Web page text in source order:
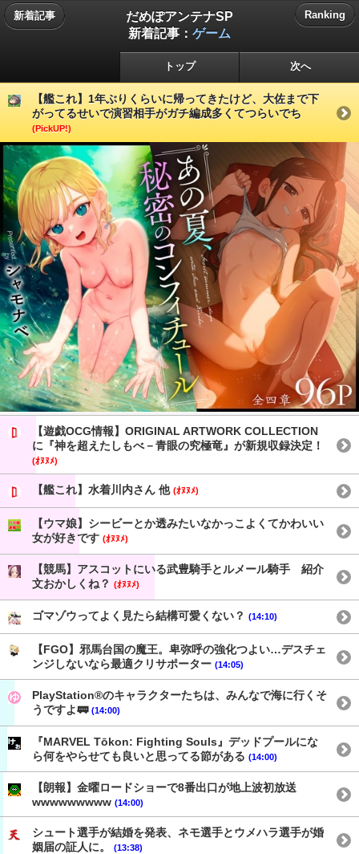
新着記事
だめぽアンテナSP
新着記事： ゲーム
Ranking
トップ 次へ
【艦これ】1年ぶりくらいに帰ってきたけど、大佐まで下
がってるせいで演習相手がガチ編成多くてつらいでち
(PickUP!)
【遊戯OCG情報】ORIGINAL ARTWORK COLLECTION
に『神を超えたしもべ－青眼の究極竜』が新規収録決定！
(ｵﾇﾇﾒ)
【艦これ】水着川内さん 他 (ｵﾇﾇﾒ)
【ウマ娘】シービーとか透みたいなかっこよくてかわいい
女が好きです (ｵﾇﾇﾒ)
【競馬】アスコットにいる武豊騎手とルメール騎手 紹介
文おかしくね？ (ｵﾇﾇﾒ)
ゴマゾウってよく見たら結構可愛くない？ (14:10)
【FGO】邪馬台国の魔王。卑弥呼の強化つよい…デスチェ
ンジしないなら最適クリサポーター (14:05)
PlayStation®のキャラクターたちは、みんなで海に行くそ
うですよ🚃 (14:00)
『MARVEL Tōkon: Fighting Souls』デッドプールにな
ら何をやらせても良いと思ってる節がある (14:00)
【朗報】金曜ロードショーで8番出口が地上波初放送
wwwwwwwww (14:00)
シュート選手が結婚を発表、ネモ選手とウメハラ選手が婚
姻届の証人に。
(13:38)